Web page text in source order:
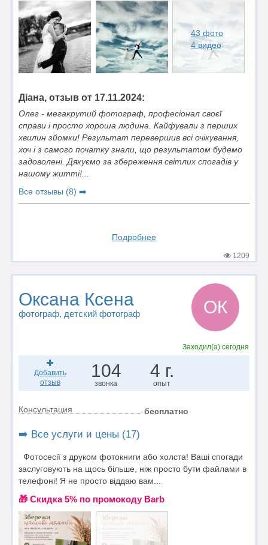
43 фото
4 видео
Діана, отзыв от 17.11.2024:
Олег - мегакрутий фотограф, професіонал своєї
справи і просто хороша людина. Кайфували з перших
хвилин зйомки! Результат перевершив всі очікування,
хоч і з самого початку знали, що результатом будемо
задоволені. Дякуємо за збереження світлих спогадів у
нашому житті!...
Все отзывы (8) ➡️
Подробнее
1209
Оксана Ксена
фотограф, детский фотограф ОК
Заходил(а) сегодня
Добавить
отзыв
104
звонка
4 г.
опыт
Консультация бесплатно
➡️ Все услуги и цены (17)
Фотосесії з друком фотокниги або холста! Ваші спогади
заслуговують на щось більше, ніж просто бути файлами в
телефоні! Я не просто віддаю вам...
🎁 Cкидка 5% по промокоду Barb